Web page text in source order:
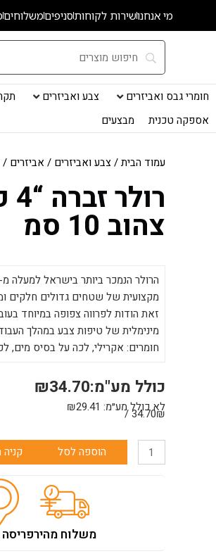
מי אנחנושירות לקוחותסניפיםמשלוחים
חומרי גבס ואביזרים צבע ואביזרים
אספקה טכנית
מבצעים
עמוד הבית/צבע ואביזרים / אביזרים /
צהוב 10 סמ
מקצועית של שטחים גדולים חלקים
מינימלית של טיפות צבע במהלך
חומרים: אקרילי, לכה על בסיס מים,
₪34.70כולל מע"מ:
לא כולל מע״מ: ₪29.41
34.70₪ /
כמות
הוספה לסל
משלוח מהיר